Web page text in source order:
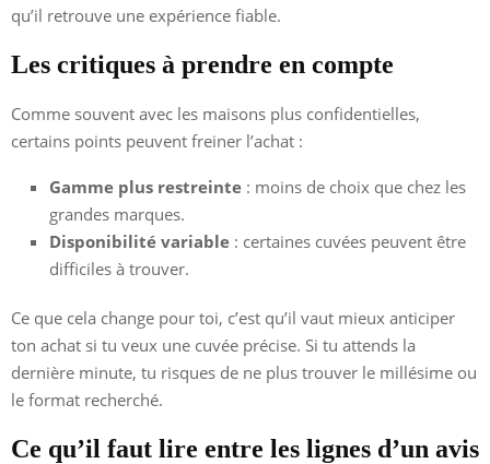
qu’il retrouve une expérience fiable.
Les critiques à prendre en compte
Comme souvent avec les maisons plus confidentielles,
certains points peuvent freiner l’achat :
Gamme plus restreinte : moins de choix que chez les
grandes marques.
Disponibilité variable : certaines cuvées peuvent être
difficiles à trouver.
Ce que cela change pour toi, c’est qu’il vaut mieux anticiper
ton achat si tu veux une cuvée précise. Si tu attends la
dernière minute, tu risques de ne plus trouver le millésime ou
le format recherché.
Ce qu’il faut lire entre les lignes d’un avis